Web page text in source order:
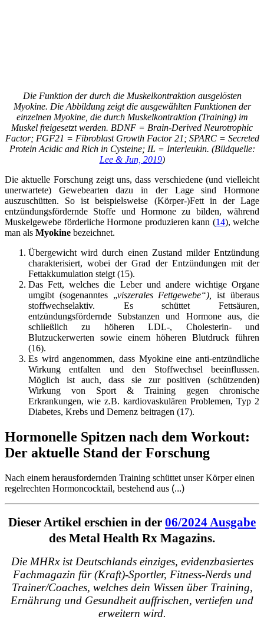
Die Funktion der durch die Muskelkontraktion ausgelösten
Myokine. Die Abbildung zeigt die ausgewählten Funktionen der
einzelnen Myokine, die durch Muskelkontraktion (Training) im
Muskel freigesetzt werden. BDNF = Brain-Derived Neurotrophic
Factor; FGF21 = Fibroblast Growth Factor 21; SPARC = Secreted
Protein Acidic and Rich in Cysteine; IL = Interleukin. (Bildquelle:
Lee & Jun, 2019)
Die aktuelle Forschung zeigt uns, dass verschiedene (und vielleicht
unerwartete) Gewebearten dazu in der Lage sind Hormone
auszuschütten. So ist beispielsweise (Körper-)Fett in der Lage
entzündungsfördernde Stoffe und Hormone zu bilden, während
Muskelgewebe förderliche Hormone produzieren kann (14), welche
man als Myokine bezeichnet.
Übergewicht wird durch einen Zustand milder Entzündung
charakterisiert, wobei der Grad der Entzündungen mit der
Fettakkumulation steigt (15).
Das Fett, welches die Leber und andere wichtige Organe
umgibt (sogenanntes „viszerales Fettgewebe“),ist überaus
stoffwechselaktiv. Es schüttet Fettsäuren,
entzündungsfördernde Substanzen und Hormone aus, die
schließlich zu höheren LDL-, Cholesterin- und
Blutzuckerwerten sowie einem höheren Blutdruck führen
(16).
Es wird angenommen, dass Myokine eine anti-entzündliche
Wirkung entfalten und den Stoffwechsel beeinflussen.
Möglich ist auch, dass sie zur positiven (schützenden)
Wirkung von Sport & Training gegen chronische
Erkrankungen, wie z.B. kardiovaskulären Problemen, Typ 2
Diabetes, Krebs und Demenz beitragen (17).
Hormonelle Spitzen nach dem Workout:
Der aktuelle Stand der Forschung
Nach einem herausfordernden Training schüttet unser Körper einen
regelrechten Hormoncocktail, bestehend aus (...)
Dieser Artikel erschien in der 06/2024 Ausgabe
des Metal Health Rx Magazins.
Die MHRx ist Deutschlands einziges, evidenzbasiertes
Fachmagazin für (Kraft)-Sportler, Fitness-Nerds und
Trainer/Coaches, welches dein Wissen über Training,
Ernährung und Gesundheit auffrischen, vertiefen und
erweitern wird.